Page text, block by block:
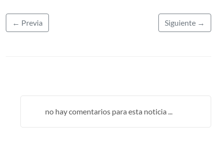
← Previa Siguiente →
no hay comentarios para esta noticia ...